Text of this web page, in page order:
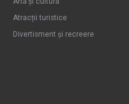
Atracții turistice
Divertisment și recreere